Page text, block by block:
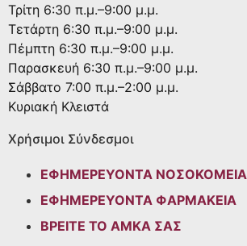
Τρίτη 6:30 π.μ.–9:00 μ.μ.
Τετάρτη 6:30 π.μ.–9:00 μ.μ.
Πέμπτη 6:30 π.μ.–9:00 μ.μ.
Παρασκευή 6:30 π.μ.–9:00 μ.μ.
Σάββατο 7:00 π.μ.–2:00 μ.μ.
Κυριακή Κλειστά
Χρήσιμοι Σύνδεσμοι
ΕΦΗΜΕΡΕΥΟΝΤΑ ΝΟΣΟΚΟΜΕΙΑ
ΕΦΗΜΕΡΕΥΟΝΤΑ ΦΑΡΜΑΚΕΙΑ
ΒΡΕΙΤΕ ΤΟ ΑΜΚΑ ΣΑΣ